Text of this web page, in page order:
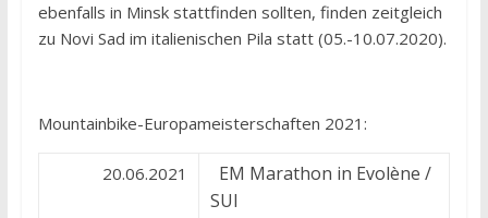
ebenfalls in Minsk stattfinden sollten, finden zeitgleich
zu Novi Sad im italienischen Pila statt (05.-10.07.2020).
Mountainbike-Europameisterschaften 2021:
20.06.2021
EM Marathon in Evolène /
SUI